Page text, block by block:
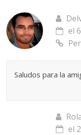
el
Saludos para la
el